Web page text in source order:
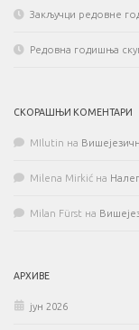
Закључци редовне
Редовна годишња
СКОРАШЊИ КОМЕНТАРИ
MIlutin на
Milena Mirkić на
Milan Fürst на
АРХИВЕ
јун 2026